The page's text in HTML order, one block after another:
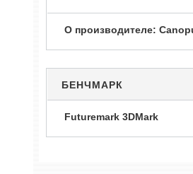
О производителе:
БЕНЧМАРК
Futuremark 3DMark